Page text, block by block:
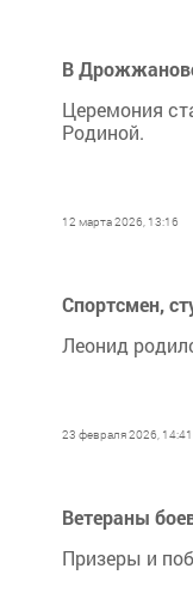
В
Церемония
Родиной.
12 марта 2026, 13:16
Спортсмен,
Леонид
23 февраля 2026, 14:41
Ветераны
Призеры и